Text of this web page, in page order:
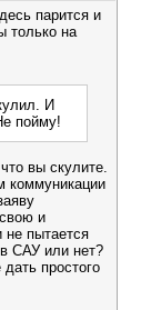
парится и
только на
И
пойму!
вы скулите.
коммуникации
и
не пытается
САУ или нет?
простого